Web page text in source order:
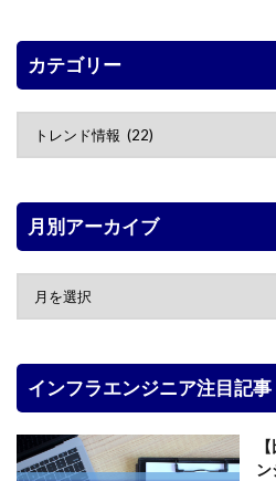
カテゴリー
月別アーカイブ
インフラエンジニア注目記事
ン